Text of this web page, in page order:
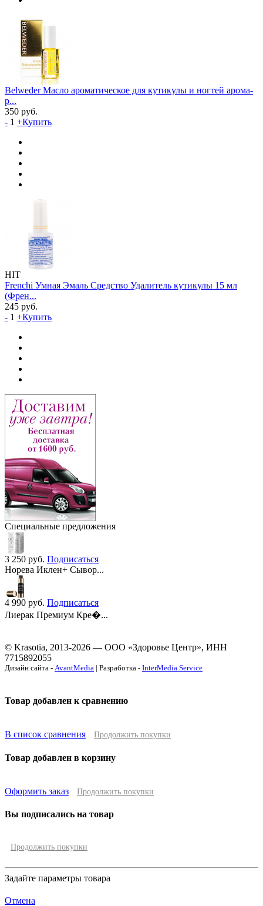
Belweder Масло ароматическое для кутикулы и ногтей арома-
р...
350 руб.
- 1 +Купить
HIT
Frenchi Умная Эмаль Средство Удалитель кутикулы 15 мл
(Френ...
245 руб.
- 1 +Купить
Специальные предложения
3 250 руб. Подписаться
Норева Иклен+ Сывор...
4 990 руб. Подписаться
Лиерак Премиум Кре�...
© Krasotia, 2013-2026 — ООО «Здоровье Центр», ИНН
7715892055
Дизайн сайта - AvantMedia | Разработка - InterMedia Service
Товар добавлен к сравнению
В список сравнения Продолжить покупки
Товар добавлен в корзину
Оформить заказ Продолжить покупки
Вы подписались на товар
Продолжить покупки
Задайте параметры товара
Отмена